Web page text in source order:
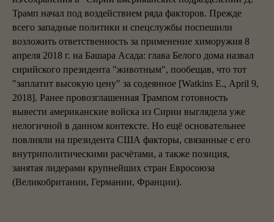
Трамп начал под воздействием ряда факторов. Прежде
всего западные политики и спецслужбы поспешили
возложить ответственность за применение химоружия 8
апреля 2018 г. на Башара Асада: глава Белого дома назвал
сирийского президента "животным", пообещав, что тот
"заплатит высокую цену" за содеянное [Watkins Е., April 9,
2018]. Ранее провозглашенная Трампом готовность
вывести американские войска из Сирии выглядела уже
нелогичной в данном контексте. Но ещё основательнее
повлияли на президента США факторы, связанные с его
внутриполитическими расчётами, а также позиция,
занятая лидерами крупнейших стран Евросоюза
(Великобритании, Германии, Франции).